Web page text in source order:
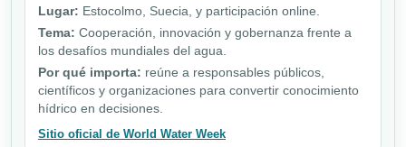
Lugar: Estocolmo, Suecia, y participación online.
Tema: Cooperación, innovación y gobernanza frente a
los desafíos mundiales del agua.
Por qué importa: reúne a responsables públicos,
científicos y organizaciones para convertir conocimiento
hídrico en decisiones.
Sitio oficial de World Water Week